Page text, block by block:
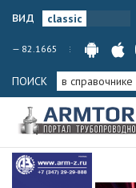
вид
— 82.1665
ПОИСК в справочнике